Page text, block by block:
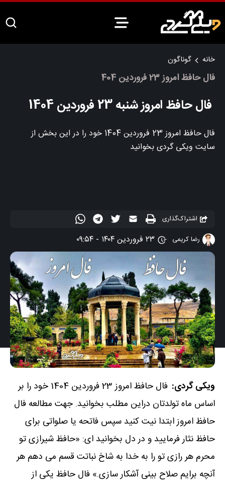
خانه گوناگون
فال حافظ امروز 23 فروردین 404
فال حافظ امروز شنبه 23 فروردین 1404
فال حافظ امروز 23 فروردین 1404 خود را در این بخش از
سایت ویکی گردی بخوانید
اشتراک‌گذاری
رضا کریمی
۲۳ فروردین ۱۴۰۴ - ۰۹:۵۴
ویکی گردی: فال حافظ امروز
23 فروردین 1404 خود را بر
اساس ماه تولدتان دراین مطلب بخوانید. جهت مطالعه فال
حافظ امروزابتدا نیت کنید سپس فاتحه یا صلواتی برای
حافظ نثار فرمایید و در دل بخوانید ای: «حافظ شیرازی تو
محرم هر رازی تو را به خدا به شاخ نباتت قسم می دهم هر
آنچه برایم صلاح بینی آشکار سازی.» فال حافظ یکی از